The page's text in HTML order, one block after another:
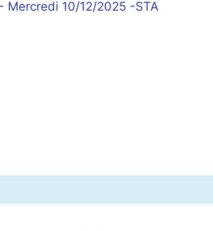
Mercredi 10/12/2025 -STA